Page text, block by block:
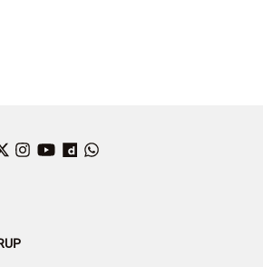
Twitter
Instagram
YouTube
Dailymotion